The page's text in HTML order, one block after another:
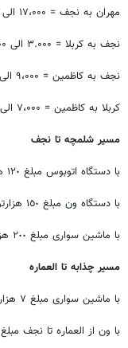
مهران به نجف = ۱۷،۰۰۰ الی ۱۸.۰۰۰ دینار
نجف به کربلا = ۳.۰۰۰ الی ۳،۵۰۰ دینار
نجف به کاظمین = ۹،۰۰۰ الی ۱۰.۰۰۰ دینار
کربلا به کاظمین = ۷،۰۰۰ الی ۸.۰۰۰ دینار
مسیر شلمچه تا نجف
با دستگاه اتوبوس مبلغ ١٢٠ هزارتومان
با دستگاه ون مبلغ ١٥٠ هزارتومان
با ماشین سواری مبلغ ٢٠٠ هزارتومان است
مسیر چذابه تا العماره
با ماشین سواری مبلغ ٧ هزار دینار
با ون از العماره تا نجف مبلغ ٢٠ هزار دینار